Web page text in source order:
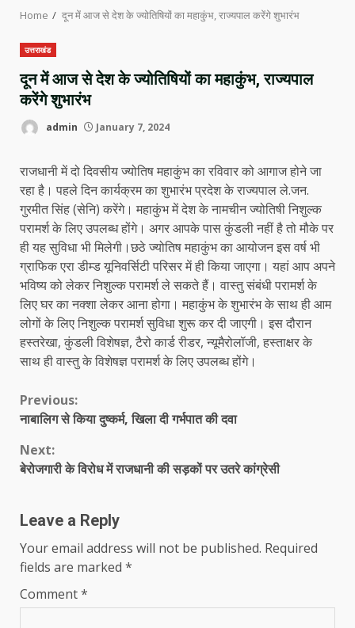
Home दून में आज से देश के ज्योतिषियों का महाकुंभ, राज्यपाल करेंगे शुभारंभ
उत्तराखंड
दून में आज से देश के ज्योतिषियों का महाकुंभ, राज्यपाल
करेंगे शुभारंभ
admin January 7, 2024
राजधानी में दो दिवसीय ज्योतिष महाकुंभ का रविवार को आगाज होने जा
रहा है। पहले दिन कार्यक्रम का शुभारंभ प्रदेश के राज्यपाल ले.जन.
गुरमीत सिंह (सेनि) करेंगे। महाकुंभ में देश के नामचीन ज्योतिषी निशुल्क
परामर्श के लिए उपलब्ध होंगे। अगर आपके पास कुंडली नहीं है तो मौके पर
ही यह सुविधा भी मिलेगी।छठे ज्योतिष महाकुंभ का आयोजन इस वर्ष भी
ग्राफिक एरा डीम्ड यूनिवर्सिटी परिसर में ही किया जाएगा। यहां आप अपने
भविष्य को लेकर निशुल्क परामर्श ले सकते हैं। वास्तु संबंधी परामर्श के
लिए घर का नक्शा लेकर आना होगा। महाकुंभ के शुभारंभ के साथ ही आम
लोगों के लिए निशुल्क परामर्श सुविधा शुरू कर दी जाएगी। इस दौरान
हस्तरेखा, कुंडली विशेषज्ञ, टैरो कार्ड रीडर, न्यूमैरोलॉजी, हस्ताक्षर के
साथ ही वास्तु के विशेषज्ञ परामर्श के लिए उपलब्ध होंगे।
Continue
Reading
Previous:
नाबालिग से किया दुष्कर्म, खिला दी गर्भपात की दवा
Next:
बेरोजगारी के विरोध में राजधानी की सड़कों पर उतरे कांग्रेसी
Leave a Reply
Your email address will not be published. Required
fields are marked *
Comment*